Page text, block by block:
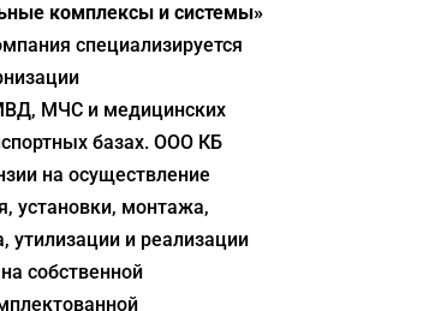
комплексы и системы»
специализируется
МЧС и медицинских
базах. ООО КБ
на осуществление
установки, монтажа,
утилизации и реализации
собственной